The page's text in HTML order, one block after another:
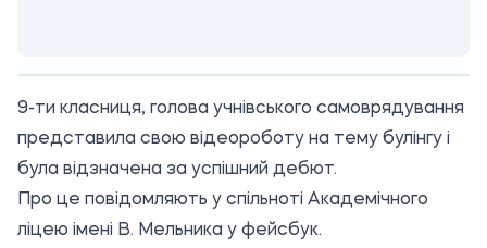
9-ти класниця, голова учнівського самоврядування
представила свою відеороботу на тему булінгу і
була відзначена за успішний дебют.
Про це повідомляють у спільноті Академічного
ліцею імені В. Мельника у фейсбук.